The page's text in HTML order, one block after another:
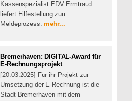
Kassenspezialist EDV Ermtraud
liefert Hilfestellung zum
Meldeprozess. mehr...
Bremerhaven: DIGITAL-Award für
E-Rechnungsprojekt
[20.03.2025] Für ihr Projekt zur
Umsetzung der E-Rechnung ist die
Stadt Bremerhaven mit dem